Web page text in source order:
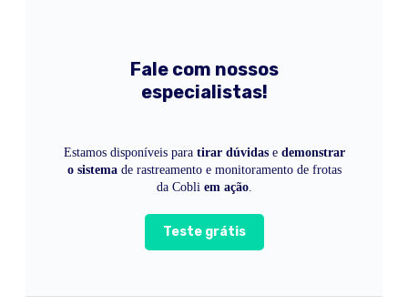
Fale com nossos
especialistas!
Estamos disponíveis para tirar dúvidase demonstrar
o sistemade rastreamento e monitoramento de frotas
da Cobli em ação.
Teste grátis